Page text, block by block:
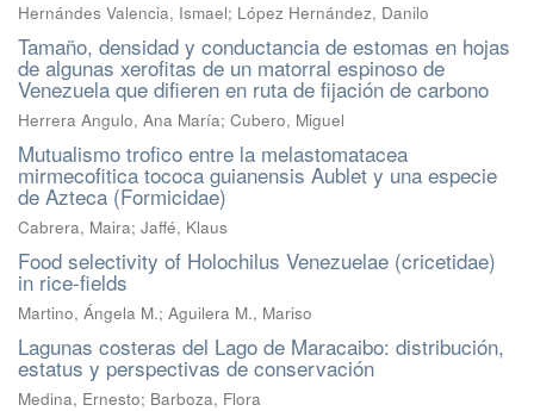
Hernándes Valencia, Ismael; López Hernández, Danilo
Tamaño, densidad y conductancia de estomas en hojas
de algunas xerofitas de un matorral espinoso de
Venezuela que difieren en ruta de fijación de carbono
Herrera Angulo, Ana María; Cubero, Miguel
Mutualismo trofico entre la melastomatacea
mirmecofitica tococa guianensis Aublet y una especie
de Azteca (Formicidae)
Cabrera, Maira; Jaffé, Klaus
Food selectivity of Holochilus Venezuelae (cricetidae)
in rice-fields
Martino, Ángela M.; Aguilera M., Mariso
Lagunas costeras del Lago de Maracaibo: distribución,
estatus y perspectivas de conservación
Medina, Ernesto; Barboza, Flora